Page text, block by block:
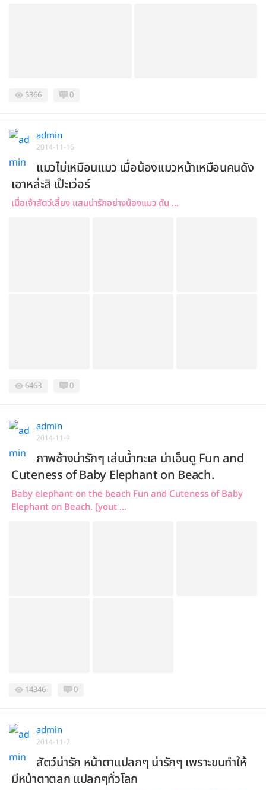
5366 0
admin
2014-11-16
แมวไม่เหมือนแมว เมื่อน้องแมวหน้าเหมือนคนดัง
เอาหล่ะสิ เป๊ะเว่อร์
เมื่อเจ้าสัตว์เลี้ยง แสนน่ารักอย่างน้องแมว ดัน ...
6463 0
admin
2014-11-9
ภาพช้างน่ารักๆ เล่นน้ำทะเล น่าเอ็นดู Fun and
Cuteness of Baby Elephant on Beach.
Baby elephant on the beach Fun and Cuteness of Baby
Elephant on Beach. [yout ...
14346 0
admin
2014-11-7
สัตว์น่ารัก หน้าตาแปลกๆ น่ารักๆ เพราะขนทำให้
มีหน้าตาตลก แปลกๆทั่วโลก